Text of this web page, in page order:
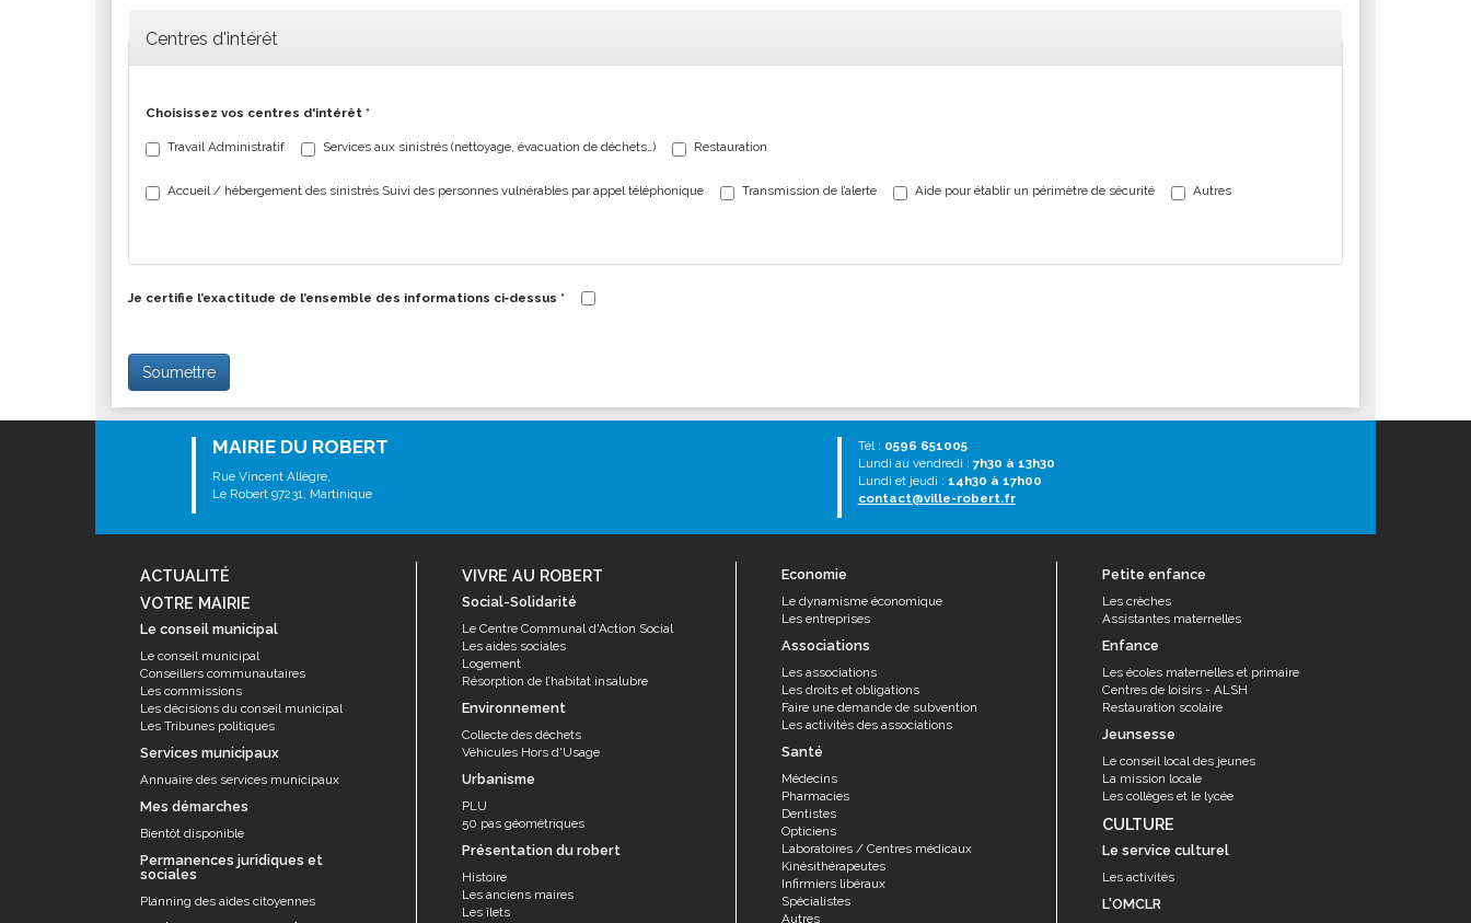
Centres d'intérêt
Choisissez vos centres d'intérêt *
Travail Administratif Services aux sinistrés (nettoyage, évacuation de déchets…) Restauration
Accueil / hébergement des sinistrés Suivi des personnes vulnérables par appel téléphonique Transmission de l’alerte Aide pour établir un périmètre de sécurité Autres
Je certifie l’exactitude de l’ensemble des informations ci‐dessus *
Soumettre
MAIRIE DU ROBERT
Rue Vincent Allègre,
Le Robert 97231, Martinique
Tél : 0596 651005
Lundi au vendredi : 7h30 à 13h30
Lundi et jeudi : 14h30 à 17h00
contact@ville-robert.fr
ACTUALITÉ
VOTRE MAIRIE
Le conseil municipal
Le conseil municipal
Conseillers communautaires
Les commissions
Les décisions du conseil municipal
Les Tribunes politiques
Services municipaux
Annuaire des services municipaux
Mes démarches
Bientôt disponible
Permanences juridiques et
sociales
Planning des aides citoyennes
VIVRE AU ROBERT
Social-Solidarité
Le Centre Communal d'Action Social
Les aides sociales
Logement
Résorption de l’habitat insalubre
Environnement
Collecte des déchets
Véhicules Hors d'Usage
Urbanisme
PLU
50 pas géométriques
Présentation du robert
Histoire
Les anciens maires
Les îlets
Economie
Le dynamisme économique
Les entreprises
Associations
Les associations
Les droits et obligations
Faire une demande de subvention
Les activités des associations
Santé
Médecins
Pharmacies
Dentistes
Opticiens
Laboratoires / Centres médicaux
Kinésithérapeutes
Infirmiers libéraux
Spécialistes
Autres
Petite enfance
Les crèches
Assistantes maternelles
Enfance
Les écoles maternelles et primaire
Centres de loisirs - ALSH
Restauration scolaire
Jeunsesse
Le conseil local des jeunes
La mission locale
Les collèges et le lycée
CULTURE
Le service culturel
Les activités
L'OMCLR